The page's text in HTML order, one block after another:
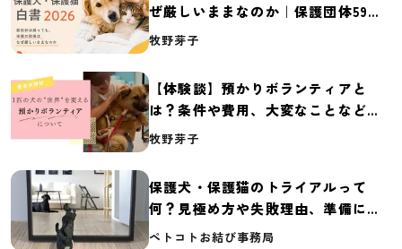
ぜ厳しいままなのか｜保護団体59団
体の実態調査【保護犬・保護猫白書
牧野芽子
【体験談】預かりボランティアと
は？条件や費用、大変なことなど紹
介
牧野芽子
保護犬・保護猫のトライアルって
何？見極め方や失敗理由、準備に必
要なものを紹介
ペトコトお結び事務局